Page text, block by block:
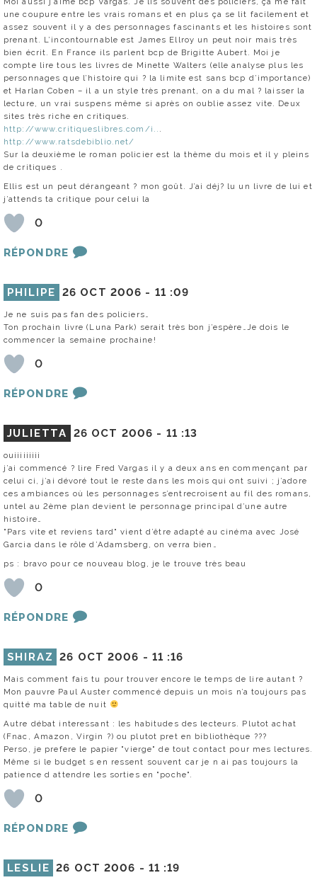
une coupure entre les vrais romans et en plus ça se lit facilement et
assez souvent il y a des personnages fascinants et les histoires sont
prenant. L’incontournable est James Ellroy un peut noir mais très
bien écrit. En France ils parlent bcp de Brigitte Aubert. Moi je
compte lire tous les livres de Minette Walters (elle analyse plus les
personnages que l’histoire qui ? la limite est sans bcp d’importance)
et Harlan Coben – il a un style très prenant, on a du mal ? laisser la
lecture, un vrai suspens même si après on oublie assez vite. Deux
sites très riche en critiques.
http://www.critiqueslibres.com/i.. .
http://www.ratsdebiblio.net/
Sur la deuxième le roman policier est la thème du mois et il y pleins
de critiques .
Ellis est un peut dérangeant ? mon goût. J’ai déj? lu un livre de lui et
j’attends ta critique pour celui la
0
RÉPONDRE
PHILIPE 26 OCT 2006 - 11 :09
Je ne suis pas fan des policiers…
Ton prochain livre (Luna Park) serait très bon j’espère…Je dois le
commencer la semaine prochaine!
0
RÉPONDRE
JULIETTA 26 OCT 2006 - 11 :13
ouiiiiiiiii
j’ai commencé ? lire Fred Vargas il y a deux ans en commençant par
celui ci, j’ai dévoré tout le reste dans les mois qui ont suivi ; j’adore
ces ambiances où les personnages s’entrecroisent au fil des romans,
untel au 2ème plan devient le personnage principal d’une autre
histoire…
"Pars vite et reviens tard" vient d’être adapté au cinéma avec José
Garcia dans le rôle d’Adamsberg, on verra bien…
ps : bravo pour ce nouveau blog, je le trouve très beau
0
RÉPONDRE
SHIRAZ 26 OCT 2006 - 11 :16
Mais comment fais tu pour trouver encore le temps de lire autant ?
Mon pauvre Paul Auster commencé depuis un mois n’a toujours pas
quitté ma table de nuit
Autre débat interessant : les habitudes des lecteurs. Plutot achat
(Fnac, Amazon, Virgin ?) ou plutot pret en bibliothèque ???
Perso, je prefere le papier "vierge" de tout contact pour mes lectures.
Même si le budget s en ressent souvent car je n ai pas toujours la
patience d attendre les sorties en "poche".
0
RÉPONDRE
LESLIE 26 OCT 2006 - 11 :19